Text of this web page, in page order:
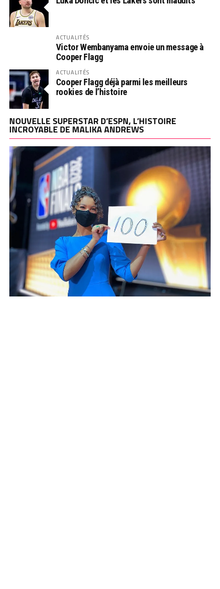
ACTUALITÉS
Victor Wembanyama envoie un message à
Cooper Flagg
ACTUALITÉS
Cooper Flagg déjà parmi les meilleurs
rookies de l’histoire
NOUVELLE SUPERSTAR D’ESPN, L’HISTOIRE
INCROYABLE DE MALIKA ANDREWS